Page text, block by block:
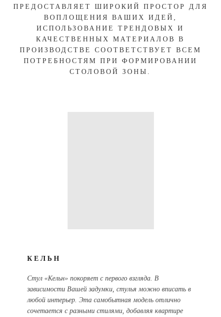
ПРЕДОСТАВЛЯЕТ ШИРОКИЙ ПРОСТОР ДЛЯ
ВОПЛОЩЕНИЯ ВАШИХ ИДЕЙ,
ИСПОЛЬЗОВАНИЕ ТРЕНДОВЫХ И
КАЧЕСТВЕННЫХ МАТЕРИАЛОВ В
ПРОИЗВОДСТВЕ СООТВЕТСТВУЕТ ВСЕМ
ПОТРЕБНОСТЯМ ПРИ ФОРМИРОВАНИИ
СТОЛОВОЙ ЗОНЫ.
КЕЛЬН
Стул «Кельн» покоряет с первого взгляда. В
зависимости Вашей задумки, стулья можно вписать в
любой интерьер. Эта самобытная модель отлично
сочетается с разными стилями, добавляя квартире